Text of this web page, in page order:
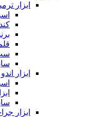
ابزار
ابزار اندو
ابزار